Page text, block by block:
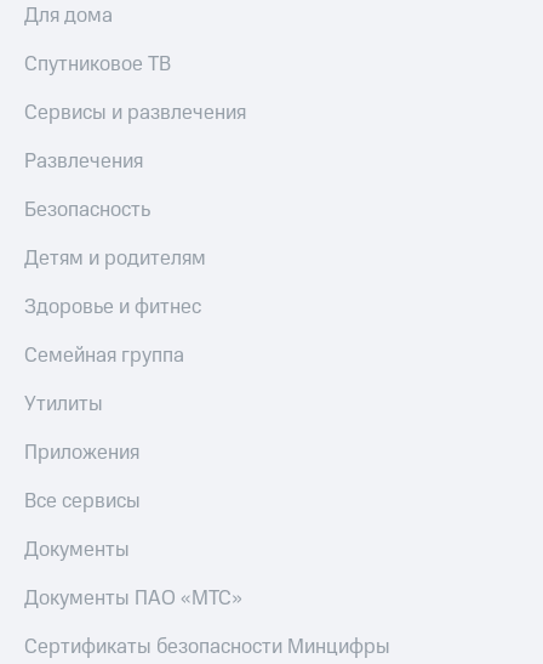
Для дома
Спутниковое ТВ
Сервисы и развлечения
Развлечения
Безопасность
Детям и родителям
Здоровье и фитнес
Семейная группа
Утилиты
Приложения
Все сервисы
Документы
Документы ПАО «МТС»
Сертификаты безопасности Минцифры